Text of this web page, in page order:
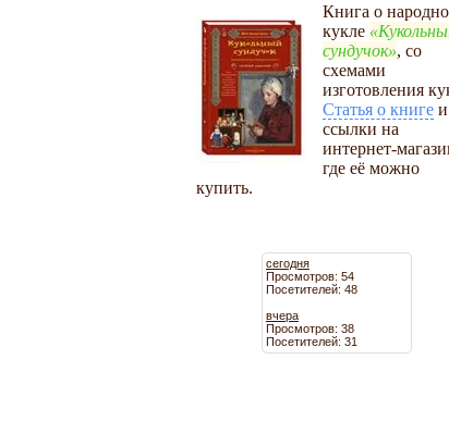
Книга о
кукле
сундучок , со
схемами
изготовления
Статья о книге и
ссылки на
интернет-
где её можно
купить.
сегодня
Просмотров: 54
Посетителей: 48
вчера
Просмотров: 38
Посетителей: 31